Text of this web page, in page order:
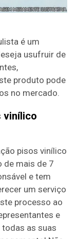
é um
usufruir de
produto pode
no mercado.
vinílico
pisos vinílico
de mais de 7
e tem
um serviço
processo ao
e
as suas